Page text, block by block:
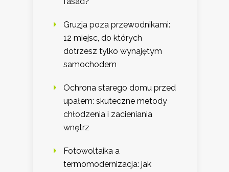
Gruzja poza przewodnikami:
12 miejsc, do których
dotrzesz tylko wynajętym
samochodem
Ochrona starego domu przed
upałem: skuteczne metody
chłodzenia i zacieniania
wnętrz
Fotowoltaika a
termomodernizacja: jak